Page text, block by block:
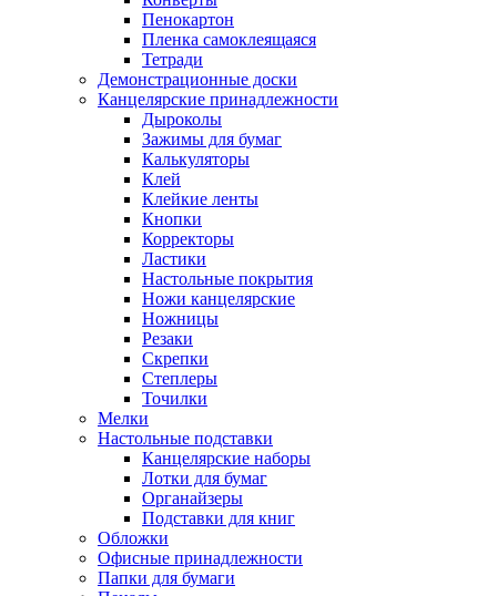
Пенокартон
Пленка самоклеящаяся
Тетради
Демонстрационные доски
Канцелярские принадлежности
Дыроколы
Зажимы для бумаг
Калькуляторы
Клей
Клейкие ленты
Кнопки
Корректоры
Ластики
Настольные покрытия
Ножи канцелярские
Ножницы
Резаки
Скрепки
Степлеры
Точилки
Мелки
Настольные подставки
Канцелярские наборы
Лотки для бумаг
Органайзеры
Подставки для книг
Обложки
Офисные принадлежности
Папки для бумаги